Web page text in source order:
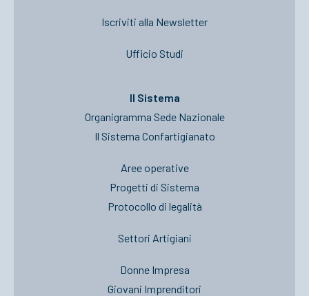
Iscriviti alla Newsletter
Ufficio Studi
Il Sistema
Organigramma Sede Nazionale
Il Sistema Confartigianato
Aree operative
Progetti di Sistema
Protocollo di legalità
Settori Artigiani
Donne Impresa
Giovani Imprenditori